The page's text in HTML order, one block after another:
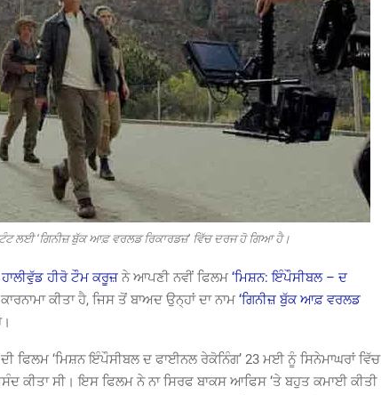
ਲਈ ‘ਗਿਨੀਜ਼ ਬੁੱਕ ਆਫ਼ ਵਰਲਡ ਰਿਕਾਰਡਜ਼’ ਵਿੱਚ ਦਰਜ ਹੋ ਗਿਆ ਹੈ।
ਹਾਲੀਵੁੱਡ ਹੀਰੋ ਟੌਮ ਕਰੂਜ਼ ਨੇ ਆਪਣੀ ਨਵੀਂ ਫਿਲਮ ‘ਮਿਸ਼ਨ: ਇੰਪੌਸੀਬਲ – ਦ
ਕੀਤਾ ਹੈ, ਜਿਸ ਤੋਂ ਬਾਅਦ ਉਨ੍ਹਾਂ ਦਾ ਨਾਮ ‘ਗਿਨੀਜ਼ ਬੁੱਕ ਆਫ਼ ਵਰਲਡ
ਫਿਲਮ ‘ਮਿਸ਼ਨ ਇੰਪੌਸੀਬਲ ਦ ਫਾਈਨਲ ਰੇਕੋਨਿੰਗ’ 23 ਮਈ ਨੂੰ ਸਿਨੇਮਾਘਰਾਂ ਵਿੱਚ
ਕੀਤਾ ਸੀ। ਇਸ ਫਿਲਮ ਨੇ ਨਾ ਸਿਰਫ ਬਾਕਸ ਆਫਿਸ ‘ਤੇ ਬਹੁਤ ਕਮਾਈ ਕੀਤੀ